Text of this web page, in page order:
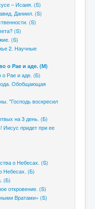
– Исаия. (S)
Даниил. (S)
(S)
(S)
(S)
2. Научные
о Рае и аде. (М)
о Рае и аде. (Б)
Обобщающая
"Господь воскресил
на 3 день. (Б)
Иисус придет при ее
о Небесах. (S)
Небесах. (Б)
(Б)
откровение. (S)
Вратами» (S)